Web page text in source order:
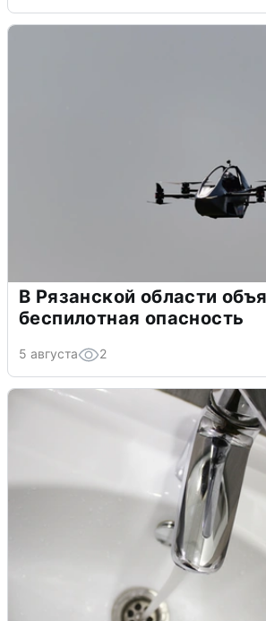
В Рязанской области
беспилотная опасность
5 августа 2